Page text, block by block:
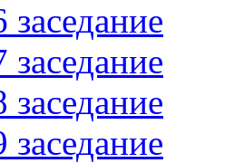
заседание
заседание
заседание
заседание